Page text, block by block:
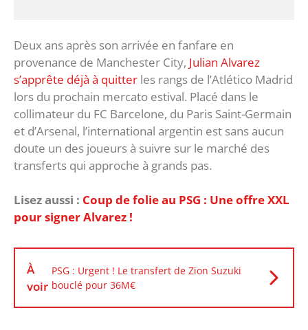
Deux ans après son arrivée en fanfare en
provenance de Manchester City, Julian Alvarez
s’apprête déjà à quitter les rangs de l’Atlético Madrid
lors du prochain mercato estival. Placé dans le
collimateur du FC Barcelone, du Paris Saint-Germain
et d’Arsenal, l’international argentin est sans aucun
doute un des joueurs à suivre sur le marché des
transferts qui approche à grands pas.
Lisez aussi : Coup de folie au PSG : Une offre XXL
pour signer Alvarez !
À
voir
PSG : Urgent ! Le transfert de Zion Suzuki
bouclé pour 36M€